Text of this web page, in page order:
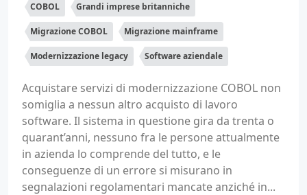
COBOL Grandi imprese britanniche
Migrazione COBOL Migrazione mainframe
Modernizzazione legacy Software aziendale
Acquistare servizi di modernizzazione COBOL non
somiglia a nessun altro acquisto di lavoro
software. Il sistema in questione gira da trenta o
quarant’anni, nessuno fra le persone attualmente
in azienda lo comprende del tutto, e le
conseguenze di un errore si misurano in
segnalazioni regolamentari mancate anziché in...